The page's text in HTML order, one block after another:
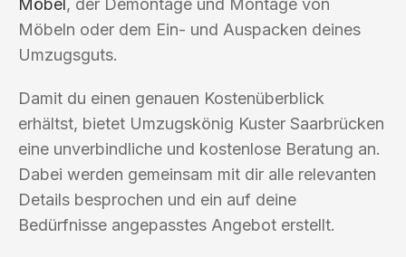
Möbel, der Demontage und Montage von
Möbeln oder dem Ein- und Auspacken deines
Umzugsguts.
Damit du einen genauen Kostenüberblick
erhältst, bietet Umzugskönig Kuster Saarbrücken
eine unverbindliche und kostenlose Beratung an.
Dabei werden gemeinsam mit dir alle relevanten
Details besprochen und ein auf deine
Bedürfnisse angepasstes Angebot erstellt.